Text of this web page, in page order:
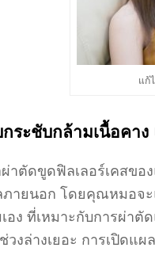
แก้
กระชับกล้ามเนื้อคา
ตัดขูดฟิลเลอร์เคสขอ
ภายนอก โดยคุณหมอจ
อง ที่เหมาะกับการผ่า
วงล่างเยอะ การเปิดแ